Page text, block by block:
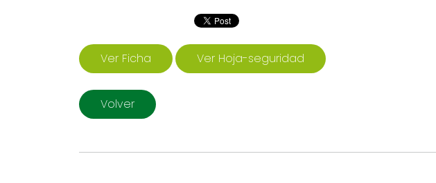
Ver Ficha Ver Hoja-seguridad
Volver